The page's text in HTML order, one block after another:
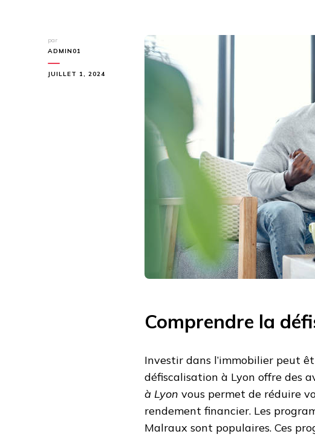
par
ADMIN01
JUILLET 1, 2024
Comprendre la
Investir dans l’immobilier peut
défiscalisation à Lyon offre des
à Lyon vous permet de réduire
rendement financier. Les
Malraux sont populaires. Ces